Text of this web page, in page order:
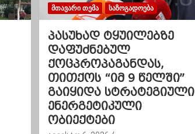
ᲛᲗᲐᲕᲐᲠᲘ ᲗᲔᲛᲐ ᲡᲐᲖᲝᲒᲐᲓᲝᲔᲑᲐ
პასუხად ტყუილებზე
დაფუძნებულ
ქოცპროპაგანდას,
თითქოს “იმ 9 წელში”
გაიყიდა სტრატეგიული
ენერგეტიკული
ობიექტები